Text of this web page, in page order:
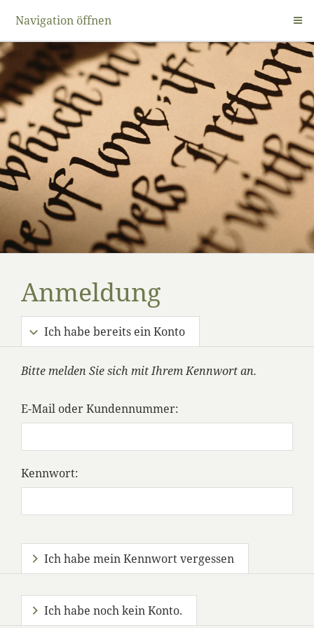
Navigation öffnen
Anmeldung
Ich habe bereits ein Konto
Bitte melden Sie sich mit Ihrem Kennwort an.
E-Mail oder Kundennummer:
Kennwort:
Ich habe mein Kennwort vergessen
Ich habe noch kein Konto.